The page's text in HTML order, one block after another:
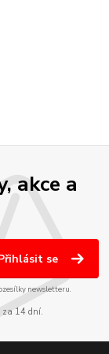
akce a
se
newsletteru.
za 14 dní.